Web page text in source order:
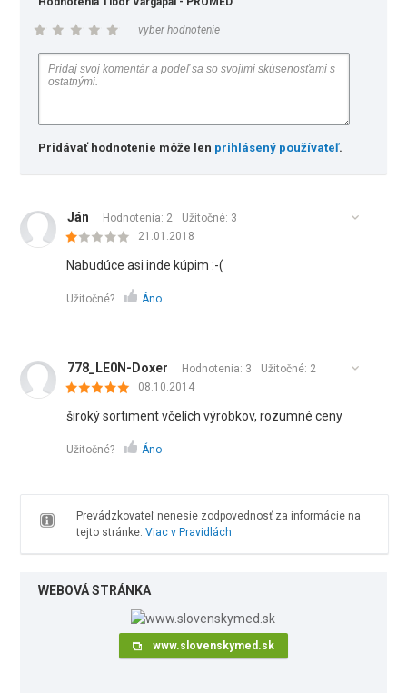
vyber hodnotenie
Pridávať hodnotenie môže len prihlásený používateľ.
Ján Hodnotenia: 2 Užitočné: 3
21.01.2018
Nabudúce asi inde kúpim :-(
Užitočné? Áno
778_LE0N-Doxer Hodnotenia: 3 Užitočné: 2
08.10.2014
široký sortiment včelích výrobkov, rozumné ceny
Užitočné? Áno
Prevádzkovateľ nenesie zodpovednosť za informácie na
tejto stránke. Viac v Pravidlách
WEBOVÁ STRÁNKA
www.slovenskymed.sk